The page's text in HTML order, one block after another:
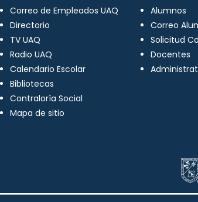
Correo de Empleados UAQ
Directorio
TV UAQ
Radio UAQ
Calendario Escolar
Bibliotecas
Contraloría Social
Mapa de sitio
Alumnos
Correo
Solicitud
Docentes